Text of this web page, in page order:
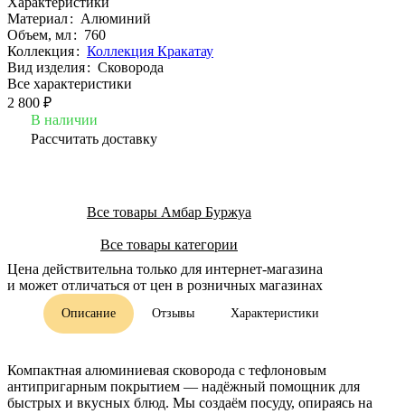
Материал: Алюминий
Объем, мл: 760
Коллекция: Коллекция Кракатау
Вид изделия: Сковорода
Все характеристики
2 800 ₽
В наличии
Рассчитать доставку
Все товары Амбар Буржуа
Все товары категории
Цена действительна только для интернет-магазина
и может отличаться от цен в розничных магазинах
Описание Отзывы Характеристики
Компактная алюминиевая сковорода с тефлоновым
антипригарным покрытием — надёжный помощник для
быстрых и вкусных блюд. Мы создаём посуду, опираясь на